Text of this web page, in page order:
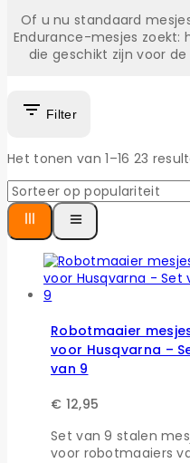
Of u nu standaard
Endurance-mesjes zoekt:
die geschikt zijn voor de
Filter
Het tonen van 1–16 23
Robotmaaier
voor Husqvarna –
van 9
€ 12,95
Set van 9 stalen
voor robotmaaiers